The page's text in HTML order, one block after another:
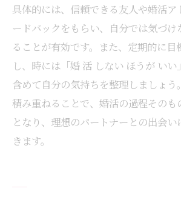
具体的には、信頼できる友人や婚活ア
ードバックをもらい、自分では気づ
ることが有効です。また、定期的に目
し、時には「婚 活 しない ほうが いい
含めて自分の気持ちを整理しましょう
積み重ねることで、婚活の過程そのも
となり、理想のパートナーとの出会
きます。